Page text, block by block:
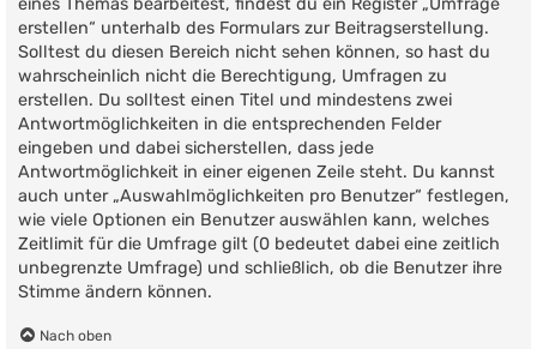
eines Themas bearbeitest, findest du ein Register „Umfrage
erstellen“ unterhalb des Formulars zur Beitragserstellung.
Solltest du diesen Bereich nicht sehen können, so hast du
wahrscheinlich nicht die Berechtigung, Umfragen zu
erstellen. Du solltest einen Titel und mindestens zwei
Antwortmöglichkeiten in die entsprechenden Felder
eingeben und dabei sicherstellen, dass jede
Antwortmöglichkeit in einer eigenen Zeile steht. Du kannst
auch unter „Auswahlmöglichkeiten pro Benutzer“ festlegen,
wie viele Optionen ein Benutzer auswählen kann, welches
Zeitlimit für die Umfrage gilt (0 bedeutet dabei eine zeitlich
unbegrenzte Umfrage) und schließlich, ob die Benutzer ihre
Stimme ändern können.
Nach oben